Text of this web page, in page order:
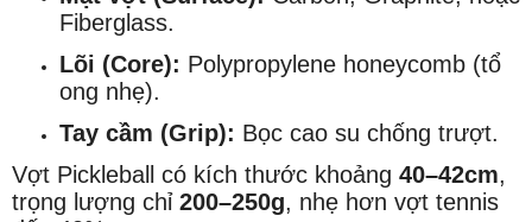
Fiberglass.
Lõi (Core): Polypropylene honeycomb (tổ
ong nhẹ).
Tay cầm (Grip): Bọc cao su chống trượt.
Vợt Pickleball có kích thước khoảng 40–42cm,
trọng lượng chỉ 200–250g, nhẹ hơn vợt tennis